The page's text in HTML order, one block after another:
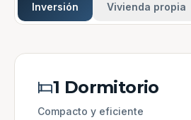
Inversión Vivienda propia
1 Dormitorio
Compacto y eficiente